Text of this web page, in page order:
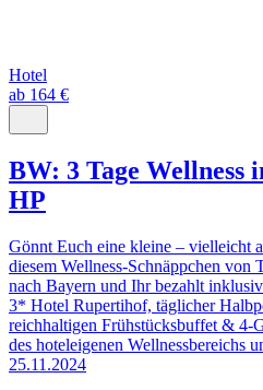
Hotel
ab 164 €
BW: 3 Tage Wellness
HP
Gönnt Euch eine kleine – vielleicht
diesem Wellness-Schnäppchen von
nach Bayern und Ihr bezahlt
3* Hotel Rupertihof, täglicher
reichhaltigen Frühstücksbuffet & 4-
des hoteleigenen Wellnessbereichs
25.11.2024